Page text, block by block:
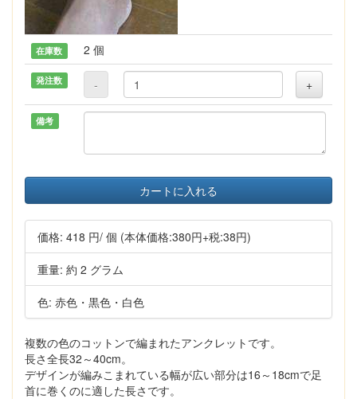
在庫数 2 個
発注数 - +
備考
カートに入れる
価格: 418 円/ 個 (本体価格:380円+税:38円)
重量: 約 2 グラム
色: 赤色・黒色・白色
複数の色のコットンで編まれたアンクレットです。
長さ全長32～40cm。
デザインが編みこまれている幅が広い部分は16～18cmで足
首に巻くのに適した長さです。